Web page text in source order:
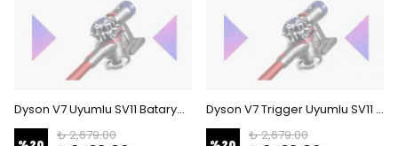
Dyson V7 Uyumlu SV11 Batarya (MAKSİMUM KAPASİTE) 21.6 V 3000mah Dikey Süpürge Bataryası
₺ 2,679.00
Dyson V7 Trigger Uyumlu SV11 Batarya (MAKSİMUM KAPASİTE) 21.6 V 3000mah Dikey Süpürge Bataryası
₺ 2,679.00